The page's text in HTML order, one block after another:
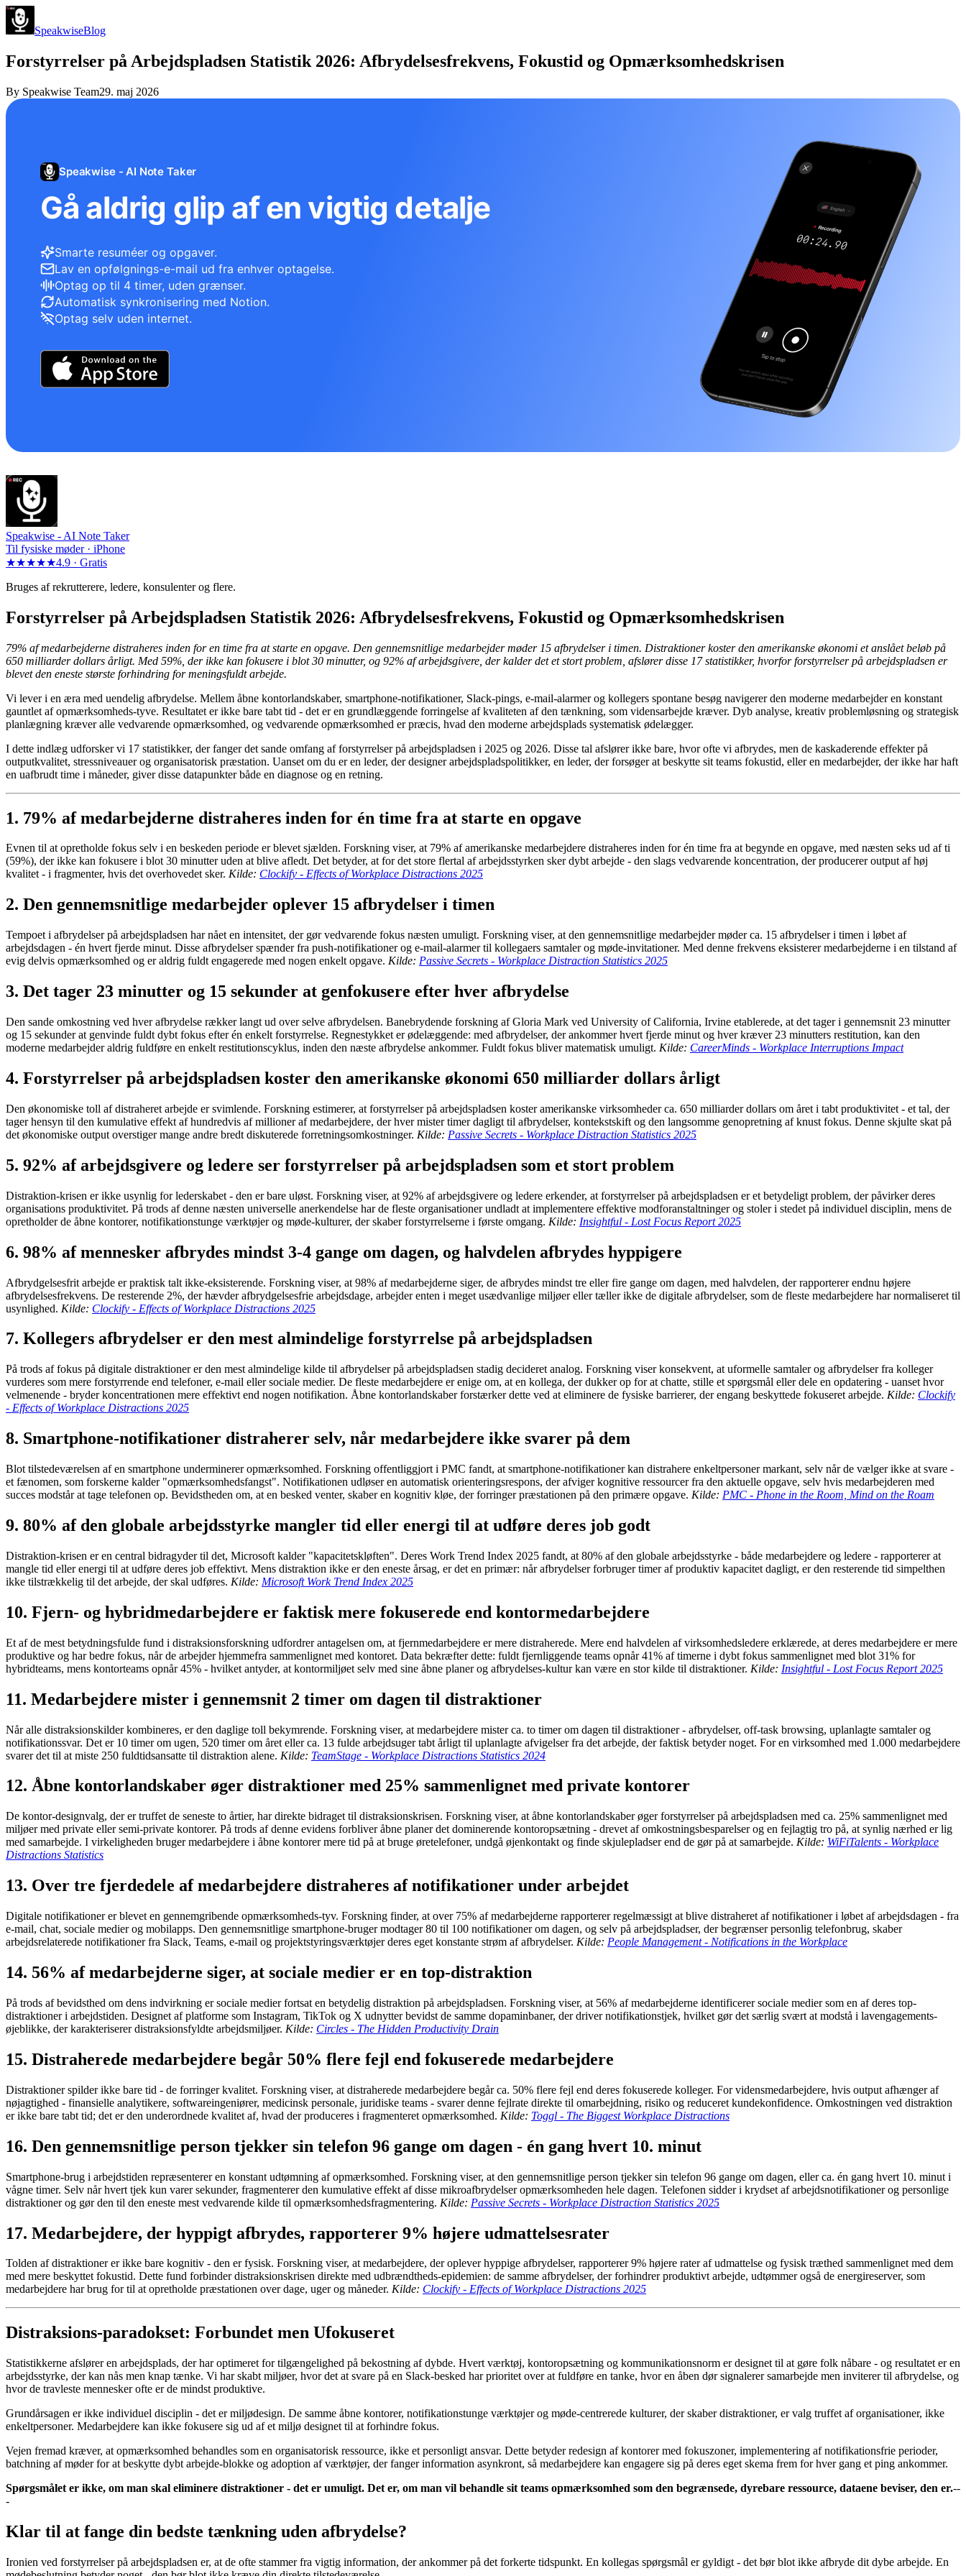
SpeakwiseBlog
Forstyrrelser på Arbejdspladsen Statistik 2026: Afbrydelsesfrekvens, Fokustid og Opmærksomhedskrisen
By Speakwise Team29. maj 2026
Speakwise - AI Note Taker
Gå aldrig glip af en vigtig detalje
Smarte resuméer og opgaver.
Lav en opfølgnings-e-mail ud fra enhver optagelse.
Optag op til 4 timer, uden grænser.
Automatisk synkronisering med Notion.
Optag selv uden internet.
Speakwise - AI Note Taker
Til fysiske møder · iPhone
★★★★★4.9 · Gratis
Bruges af rekrutterere, ledere, konsulenter og flere.
Forstyrrelser på Arbejdspladsen Statistik 2026: Afbrydelsesfrekvens, Fokustid og Opmærksomhedskrisen
79% af medarbejderne distraheres inden for en time fra at starte en opgave. Den gennemsnitlige medarbejder møder 15 afbrydelser i timen. Distraktioner koster den amerikanske økonomi et anslået beløb på
650 milliarder dollars årligt. Med 59%, der ikke kan fokusere i blot 30 minutter, og 92% af arbejdsgivere, der kalder det et stort problem, afslører disse 17 statistikker, hvorfor forstyrrelser på arbejdspladsen er
blevet den eneste største forhindring for meningsfuldt arbejde.
Vi lever i en æra med uendelig afbrydelse. Mellem åbne kontorlandskaber, smartphone-notifikationer, Slack-pings, e-mail-alarmer og kollegers spontane besøg navigerer den moderne medarbejder en konstant
gauntlet af opmærksomheds-tyve. Resultatet er ikke bare tabt tid - det er en grundlæggende forringelse af kvaliteten af den tænkning, som vidensarbejde kræver. Dyb analyse, kreativ problemløsning og strategisk
planlægning kræver alle vedvarende opmærksomhed, og vedvarende opmærksomhed er præcis, hvad den moderne arbejdsplads systematisk ødelægger.
I dette indlæg udforsker vi 17 statistikker, der fanger det sande omfang af forstyrrelser på arbejdspladsen i 2025 og 2026. Disse tal afslører ikke bare, hvor ofte vi afbrydes, men de kaskaderende effekter på
outputkvalitet, stressniveauer og organisatorisk præstation. Uanset om du er en leder, der designer arbejdspladspolitikker, en leder, der forsøger at beskytte sit teams fokustid, eller en medarbejder, der ikke har haft
en uafbrudt time i måneder, giver disse datapunkter både en diagnose og en retning.
1. 79% af medarbejderne distraheres inden for én time fra at starte en opgave
Evnen til at opretholde fokus selv i en beskeden periode er blevet sjælden. Forskning viser, at 79% af amerikanske medarbejdere distraheres inden for én time fra at begynde en opgave, med næsten seks ud af ti
(59%), der ikke kan fokusere i blot 30 minutter uden at blive afledt. Det betyder, at for det store flertal af arbejdsstyrken sker dybt arbejde - den slags vedvarende koncentration, der producerer output af høj
kvalitet - i fragmenter, hvis det overhovedet sker. Kilde: Clockify - Effects of Workplace Distractions 2025
2. Den gennemsnitlige medarbejder oplever 15 afbrydelser i timen
Tempoet i afbrydelser på arbejdspladsen har nået en intensitet, der gør vedvarende fokus næsten umuligt. Forskning viser, at den gennemsnitlige medarbejder møder ca. 15 afbrydelser i timen i løbet af
arbejdsdagen - én hvert fjerde minut. Disse afbrydelser spænder fra push-notifikationer og e-mail-alarmer til kollegaers samtaler og møde-invitationer. Med denne frekvens eksisterer medarbejderne i en tilstand af
evig delvis opmærksomhed og er aldrig fuldt engagerede med nogen enkelt opgave. Kilde: Passive Secrets - Workplace Distraction Statistics 2025
3. Det tager 23 minutter og 15 sekunder at genfokusere efter hver afbrydelse
Den sande omkostning ved hver afbrydelse rækker langt ud over selve afbrydelsen. Banebrydende forskning af Gloria Mark ved University of California, Irvine etablerede, at det tager i gennemsnit 23 minutter
og 15 sekunder at genvinde fuldt dybt fokus efter én enkelt forstyrrelse. Regnestykket er ødelæggende: med afbrydelser, der ankommer hvert fjerde minut og hver kræver 23 minutters restitution, kan den
moderne medarbejder aldrig fuldføre en enkelt restitutionscyklus, inden den næste afbrydelse ankommer. Fuldt fokus bliver matematisk umuligt. Kilde: CareerMinds - Workplace Interruptions Impact
4. Forstyrrelser på arbejdspladsen koster den amerikanske økonomi 650 milliarder dollars årligt
Den økonomiske toll af distraheret arbejde er svimlende. Forskning estimerer, at forstyrrelser på arbejdspladsen koster amerikanske virksomheder ca. 650 milliarder dollars om året i tabt produktivitet - et tal, der
tager hensyn til den kumulative effekt af hundredvis af millioner af medarbejdere, der hver mister timer dagligt til afbrydelser, kontekstskift og den langsomme genopretning af knust fokus. Denne skjulte skat på
det økonomiske output overstiger mange andre bredt diskuterede forretningsomkostninger. Kilde: Passive Secrets - Workplace Distraction Statistics 2025
5. 92% af arbejdsgivere og ledere ser forstyrrelser på arbejdspladsen som et stort problem
Distraktion-krisen er ikke usynlig for lederskabet - den er bare uløst. Forskning viser, at 92% af arbejdsgivere og ledere erkender, at forstyrrelser på arbejdspladsen er et betydeligt problem, der påvirker deres
organisations produktivitet. På trods af denne næsten universelle anerkendelse har de fleste organisationer undladt at implementere effektive modforanstaltninger og stoler i stedet på individuel disciplin, mens de
opretholder de åbne kontorer, notifikationstunge værktøjer og møde-kulturer, der skaber forstyrrelserne i første omgang. Kilde: Insightful - Lost Focus Report 2025
6. 98% af mennesker afbrydes mindst 3-4 gange om dagen, og halvdelen afbrydes hyppigere
Afbrydgelsesfrit arbejde er praktisk talt ikke-eksisterende. Forskning viser, at 98% af medarbejderne siger, de afbrydes mindst tre eller fire gange om dagen, med halvdelen, der rapporterer endnu højere
afbrydelsesfrekvens. De resterende 2%, der hævder afbrydgelsesfrie arbejdsdage, arbejder enten i meget usædvanlige miljøer eller tæller ikke de digitale afbrydelser, som de fleste medarbejdere har normaliseret til
usynlighed. Kilde: Clockify - Effects of Workplace Distractions 2025
7. Kollegers afbrydelser er den mest almindelige forstyrrelse på arbejdspladsen
På trods af fokus på digitale distraktioner er den mest almindelige kilde til afbrydelser på arbejdspladsen stadig decideret analog. Forskning viser konsekvent, at uformelle samtaler og afbrydelser fra kolleger
vurderes som mere forstyrrende end telefoner, e-mail eller sociale medier. De fleste medarbejdere er enige om, at en kollega, der dukker op for at chatte, stille et spørgsmål eller dele en opdatering - uanset hvor
velmenende - bryder koncentrationen mere effektivt end nogen notifikation. Åbne kontorlandskaber forstærker dette ved at eliminere de fysiske barrierer, der engang beskyttede fokuseret arbejde. Kilde: Clockify
- Effects of Workplace Distractions 2025
8. Smartphone-notifikationer distraherer selv, når medarbejdere ikke svarer på dem
Blot tilstedeværelsen af en smartphone underminerer opmærksomhed. Forskning offentliggjort i PMC fandt, at smartphone-notifikationer kan distrahere enkeltpersoner markant, selv når de vælger ikke at svare -
et fænomen, som forskerne kalder "opmærksomhedsfangst". Notifikationen udløser en automatisk orienteringsrespons, der afviger kognitive ressourcer fra den aktuelle opgave, selv hvis medarbejderen med
succes modstår at tage telefonen op. Bevidstheden om, at en besked venter, skaber en kognitiv kløe, der forringer præstationen på den primære opgave. Kilde: PMC - Phone in the Room, Mind on the Roam
9. 80% af den globale arbejdsstyrke mangler tid eller energi til at udføre deres job godt
Distraktion-krisen er en central bidragyder til det, Microsoft kalder "kapacitetskløften". Deres Work Trend Index 2025 fandt, at 80% af den globale arbejdsstyrke - både medarbejdere og ledere - rapporterer at
mangle tid eller energi til at udføre deres job effektivt. Mens distraktion ikke er den eneste årsag, er det en primær: når afbrydelser forbruger timer af produktiv kapacitet dagligt, er den resterende tid simpelthen
ikke tilstrækkelig til det arbejde, der skal udføres. Kilde: Microsoft Work Trend Index 2025
10. Fjern- og hybridmedarbejdere er faktisk mere fokuserede end kontormedarbejdere
Et af de mest betydningsfulde fund i distraksionsforskning udfordrer antagelsen om, at fjernmedarbejdere er mere distraherede. Mere end halvdelen af virksomhedsledere erklærede, at deres medarbejdere er mere
produktive og har bedre fokus, når de arbejder hjemmefra sammenlignet med kontoret. Data bekræfter dette: fuldt fjernliggende teams opnår 41% af timerne i dybt fokus sammenlignet med blot 31% for
hybridteams, mens kontorteams opnår 45% - hvilket antyder, at kontormiljøet selv med sine åbne planer og afbrydelses-kultur kan være en stor kilde til distraktioner. Kilde: Insightful - Lost Focus Report 2025
11. Medarbejdere mister i gennemsnit 2 timer om dagen til distraktioner
Når alle distraksionskilder kombineres, er den daglige toll bekymrende. Forskning viser, at medarbejdere mister ca. to timer om dagen til distraktioner - afbrydelser, off-task browsing, uplanlagte samtaler og
notifikationssvar. Det er 10 timer om ugen, 520 timer om året eller ca. 13 fulde arbejdsuger tabt årligt til uplanlagte afvigelser fra det arbejde, der faktisk betyder noget. For en virksomhed med 1.000 medarbejdere
svarer det til at miste 250 fuldtidsansatte til distraktion alene. Kilde: TeamStage - Workplace Distractions Statistics 2024
12. Åbne kontorlandskaber øger distraktioner med 25% sammenlignet med private kontorer
De kontor-designvalg, der er truffet de seneste to årtier, har direkte bidraget til distraksionskrisen. Forskning viser, at åbne kontorlandskaber øger forstyrrelser på arbejdspladsen med ca. 25% sammenlignet med
miljøer med private eller semi-private kontorer. På trods af denne evidens forbliver åbne planer det dominerende kontoropsætning - drevet af omkostningsbesparelser og en fejlagtig tro på, at synlig nærhed er lig
med samarbejde. I virkeligheden bruger medarbejdere i åbne kontorer mere tid på at bruge øretelefoner, undgå øjenkontakt og finde skjulepladser end de gør på at samarbejde. Kilde: WiFiTalents - Workplace
Distractions Statistics
13. Over tre fjerdedele af medarbejdere distraheres af notifikationer under arbejdet
Digitale notifikationer er blevet en gennemgribende opmærksomheds-tyv. Forskning finder, at over 75% af medarbejderne rapporterer regelmæssigt at blive distraheret af notifikationer i løbet af arbejdsdagen - fra
e-mail, chat, sociale medier og mobilapps. Den gennemsnitlige smartphone-bruger modtager 80 til 100 notifikationer om dagen, og selv på arbejdspladser, der begrænser personlig telefonbrug, skaber
arbejdsrelaterede notifikationer fra Slack, Teams, e-mail og projektstyringsværktøjer deres eget konstante strøm af afbrydelser. Kilde: People Management - Notifications in the Workplace
14. 56% af medarbejderne siger, at sociale medier er en top-distraktion
På trods af bevidsthed om dens indvirkning er sociale medier fortsat en betydelig distraktion på arbejdspladsen. Forskning viser, at 56% af medarbejderne identificerer sociale medier som en af deres top-
distraktioner i arbejdstiden. Designet af platforme som Instagram, TikTok og X udnytter bevidst de samme dopaminbaner, der driver notifikationstjek, hvilket gør det særlig svært at modstå i lavengagements-
øjeblikke, der karakteriserer distraksionsfyldte arbejdsmiljøer. Kilde: Circles - The Hidden Productivity Drain
15. Distraherede medarbejdere begår 50% flere fejl end fokuserede medarbejdere
Distraktioner spilder ikke bare tid - de forringer kvalitet. Forskning viser, at distraherede medarbejdere begår ca. 50% flere fejl end deres fokuserede kolleger. For vidensmedarbejdere, hvis output afhænger af
nøjagtighed - finansielle analytikere, softwareingeniører, medicinsk personale, juridiske teams - svarer denne fejlrate direkte til omarbejdning, risiko og reduceret kundekonfidence. Omkostningen ved distraktion
er ikke bare tabt tid; det er den underordnede kvalitet af, hvad der produceres i fragmenteret opmærksomhed. Kilde: Toggl - The Biggest Workplace Distractions
16. Den gennemsnitlige person tjekker sin telefon 96 gange om dagen - én gang hvert 10. minut
Smartphone-brug i arbejdstiden repræsenterer en konstant udtømning af opmærksomhed. Forskning viser, at den gennemsnitlige person tjekker sin telefon 96 gange om dagen, eller ca. én gang hvert 10. minut i
vågne timer. Selv når hvert tjek kun varer sekunder, fragmenterer den kumulative effekt af disse mikroafbrydelser opmærksomheden hele dagen. Telefonen sidder i krydset af arbejdsnotifikationer og personlige
distraktioner og gør den til den eneste mest vedvarende kilde til opmærksomhedsfragmentering. Kilde: Passive Secrets - Workplace Distraction Statistics 2025
17. Medarbejdere, der hyppigt afbrydes, rapporterer 9% højere udmattelsesrater
Tolden af distraktioner er ikke bare kognitiv - den er fysisk. Forskning viser, at medarbejdere, der oplever hyppige afbrydelser, rapporterer 9% højere rater af udmattelse og fysisk træthed sammenlignet med dem
med mere beskyttet fokustid. Dette fund forbinder distraksionskrisen direkte med udbrændtheds-epidemien: de samme afbrydelser, der forhindrer produktivt arbejde, udtømmer også de energireserver, som
medarbejdere har brug for til at opretholde præstationen over dage, uger og måneder. Kilde: Clockify - Effects of Workplace Distractions 2025
Distraksions-paradokset: Forbundet men Ufokuseret
Statistikkerne afslører en arbejdsplads, der har optimeret for tilgængelighed på bekostning af dybde. Hvert værktøj, kontoropsætning og kommunikationsnorm er designet til at gøre folk nåbare - og resultatet er en
arbejdsstyrke, der kan nås men knap tænke. Vi har skabt miljøer, hvor det at svare på en Slack-besked har prioritet over at fuldføre en tanke, hvor en åben dør signalerer samarbejde men inviterer til afbrydelse, og
hvor de travleste mennesker ofte er de mindst produktive.
Grundårsagen er ikke individuel disciplin - det er miljødesign. De samme åbne kontorer, notifikationstunge værktøjer og møde-centrerede kulturer, der skaber distraktioner, er valg truffet af organisationer, ikke
enkeltpersoner. Medarbejdere kan ikke fokusere sig ud af et miljø designet til at forhindre fokus.
Vejen fremad kræver, at opmærksomhed behandles som en organisatorisk ressource, ikke et personligt ansvar. Dette betyder redesign af kontorer med fokuszoner, implementering af notifikationsfrie perioder,
batchning af møder for at beskytte dybt arbejde-blokke og adoption af værktøjer, der fanger information asynkront, så medarbejdere kan engagere sig på deres eget skema frem for hver gang et ping ankommer.
Spørgsmålet er ikke, om man skal eliminere distraktioner - det er umuligt. Det er, om man vil behandle sit teams opmærksomhed som den begrænsede, dyrebare ressource, dataene beviser, den er.--
-
Klar til at fange din bedste tænkning uden afbrydelse?
Ironien ved forstyrrelser på arbejdspladsen er, at de ofte stammer fra vigtig information, der ankommer på det forkerte tidspunkt. En kollegas spørgsmål er gyldigt - det bør blot ikke afbryde dit dybe arbejde. En